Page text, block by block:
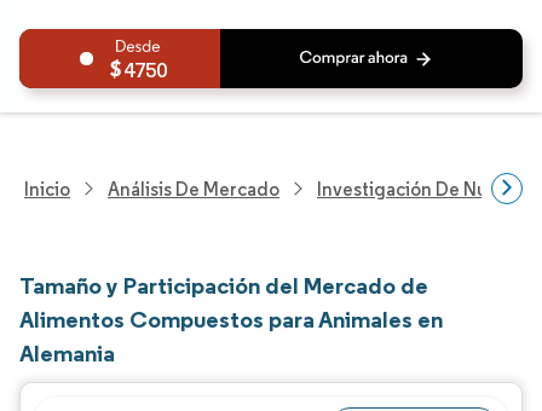
4750
Inicio Análisis De Mercado Investigación De
Tamaño y Participación del Mercado de
Alimentos Compuestos para Animales en
Alemania